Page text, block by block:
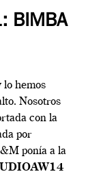
BIMBA
lo hemos
Nosotros
con la
por
ponía a la